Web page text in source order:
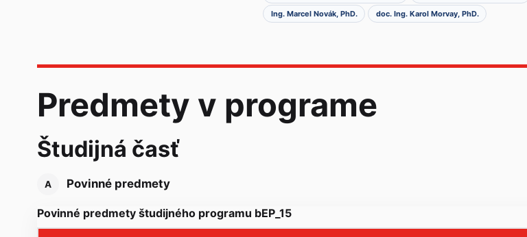
Ing. Marcel Novák, PhD. doc. Ing. Karol Morvay, PhD.
Predmety v programe
Študijná časť
A Povinné predmety
Povinné predmety študijného programu bEP_15